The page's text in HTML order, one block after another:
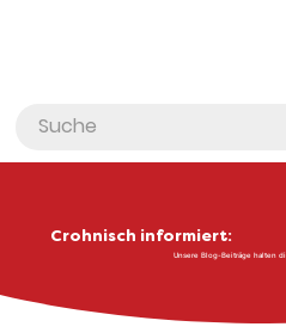
Crohnisch informiert:
Unsere Blog-Beiträge halten